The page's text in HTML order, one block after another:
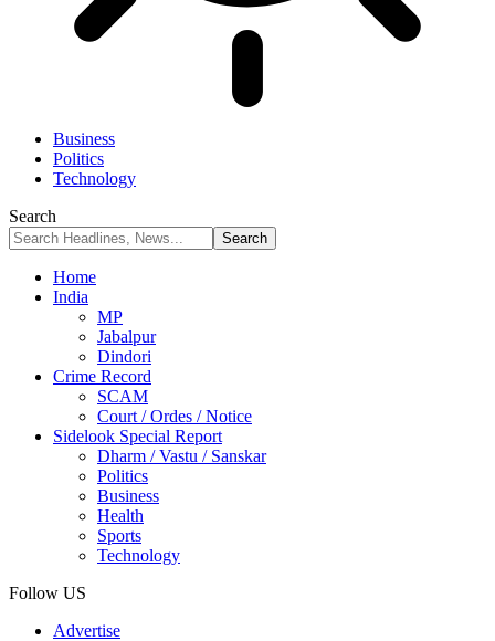
Business
Politics
Technology
Search
Home
India
MP
Jabalpur
Dindori
Crime Record
SCAM
Court / Ordes / Notice
Sidelook Special Report
Dharm / Vastu / Sanskar
Politics
Business
Health
Sports
Technology
Follow US
Advertise